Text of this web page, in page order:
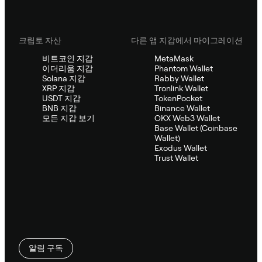
크립토 자산
비트코인 지갑
이더리움 지갑
Solana 지갑
XRP 지갑
USDT 지갑
BNB 지갑
모든 지갑 보기
다른 앱 지갑에서 마이그레이션
MetaMask
Phantom Wallet
Rabby Wallet
Tronlink Wallet
TokenPocket
Binance Wallet
OKX Web3 Wallet
Base Wallet (Coinbase
Wallet)
Exodus Wallet
Trust Wallet
알림 구독